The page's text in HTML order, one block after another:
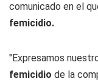
comunicado en el
femicidio.
"Expresamos
femicidio de la